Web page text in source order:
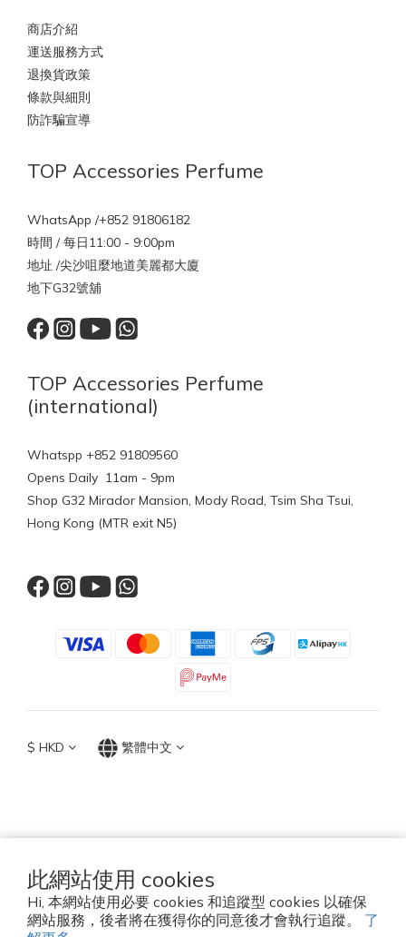
此網站使用 cookies
Hi, 本網站使用必要 cookies 和追蹤型 cookies 以確保
網站服務，後者將在獲得你的同意後才會執行追蹤。 了
商店介紹
運送服務方式
退換貨政策
條款與細則
防詐騙宣導
TOP Accessories Perfume
WhatsApp /+852 91806182
時間 / 每日11:00 - 9:00pm
地址 /尖沙咀麼地道美麗都大廈
地下G32號舖
TOP Accessories Perfume
(international)
Whatspp +852 91809560
Opens Daily 11am - 9pm
Shop G32 Mirador Mansion, Mody Road, Tsim Sha Tsui,
Hong Kong (MTR exit N5)
$ HKD 繁體中文
TOP ACCESSORIES GROUP
Established since 2010